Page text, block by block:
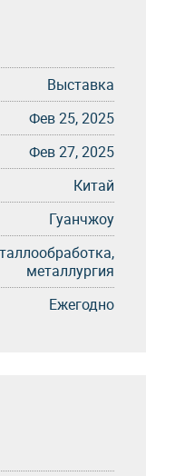
Выставка
Фев 25, 2025
Фев 27, 2025
Китай
Гуанчжоу
металлургия
Eжегоднo